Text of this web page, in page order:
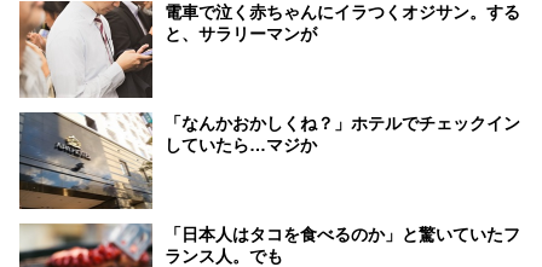
電車で泣く赤ちゃんにイラつくオジサン。する
と、サラリーマンが
「なんかおかしくね？」ホテルでチェックイン
していたら…マジか
「日本人はタコを食べるのか」と驚いていたフ
ランス人。でも